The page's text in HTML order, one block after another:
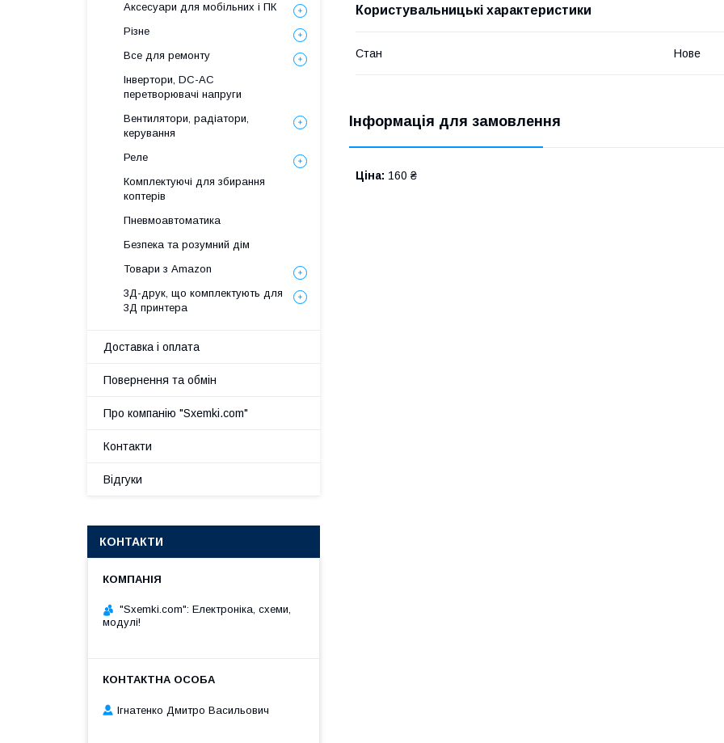
Користувальницькі характеристики
Стан Нове
Інформація для замовлення
Ціна: 160 ₴
Аксесуари для мобільних і ПК
Різне
Все для ремонту
Інвертори, DC-AC
перетворювачі напруги
Вентилятори, радіатори,
керування
Реле
Комплектуючі для збирання
коптерів
Пневмоавтоматика
Безпека та розумний дім
Товари з Amazon
3Д-друк, що комплектують для
3Д принтера
Доставка і оплата
Повернення та обмін
Про компанію "Sxemki.com"
Контакти
Відгуки
КОНТАКТИ
"Sxemki.com": Електроніка, схеми,
модулі!
Ігнатенко Дмитро Васильович